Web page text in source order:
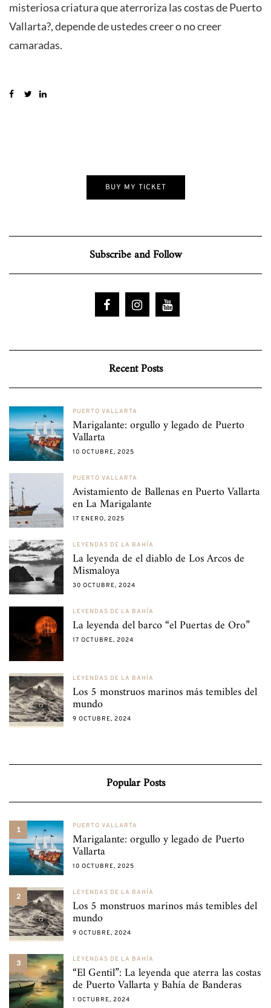
misteriosa criatura que aterroriza las costas de Puerto
Vallarta?, depende de ustedes creer o no creer
camaradas.
BUY MY TICKET
Subscribe and Follow
Recent Posts
PUERTO VALLARTA
Marigalante: orgullo y legado de Puerto
Vallarta
10 OCTUBRE, 2025
PUERTO VALLARTA
Avistamiento de Ballenas en Puerto Vallarta
en La Marigalante
17 ENERO, 2025
LEYENDAS DE LA BAHÍA
La leyenda de el diablo de Los Arcos de
Mismaloya
30 OCTUBRE, 2024
LEYENDAS DE LA BAHÍA
La leyenda del barco “el Puertas de Oro”
17 OCTUBRE, 2024
LEYENDAS DE LA BAHÍA
Los 5 monstruos marinos más temibles del
mundo
9 OCTUBRE, 2024
Popular Posts
1 PUERTO VALLARTA
Marigalante: orgullo y legado de Puerto
Vallarta
10 OCTUBRE, 2025
2 LEYENDAS DE LA BAHÍA
Los 5 monstruos marinos más temibles del
mundo
9 OCTUBRE, 2024
3 LEYENDAS DE LA BAHÍA
“El Gentil”: La leyenda que aterra las costas
de Puerto Vallarta y Bahía de Banderas
1 OCTUBRE, 2024